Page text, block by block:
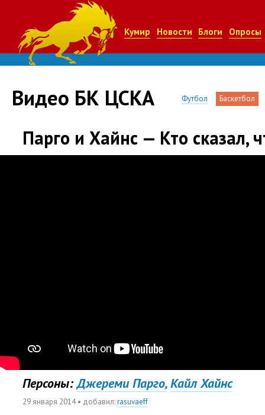
Кумир Новости Блоги Опросы
Видео БК ЦСКА Футбол Баскетбол
Парго и Хайнс — Кто сказал,
Персоны: Джерeми Парго, Кайл Хайнс
29 января 2014• добавил:rasuvaeff